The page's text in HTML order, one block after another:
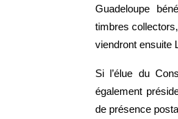
Guadeloupe
timbres
viendront ensuite
Si l’élue du
également
de présence